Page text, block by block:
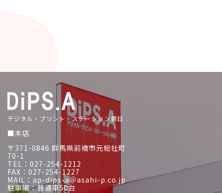
デジタル・プリント・ステーション朝日
■本店
〒371-0846 群馬県前橋市元総社町
70-1
TEL：027-254-1212
FAX：027-254-1227
MAIL：ap-dips-a＠asahi-p.co.jp
駐車場：普通車50台